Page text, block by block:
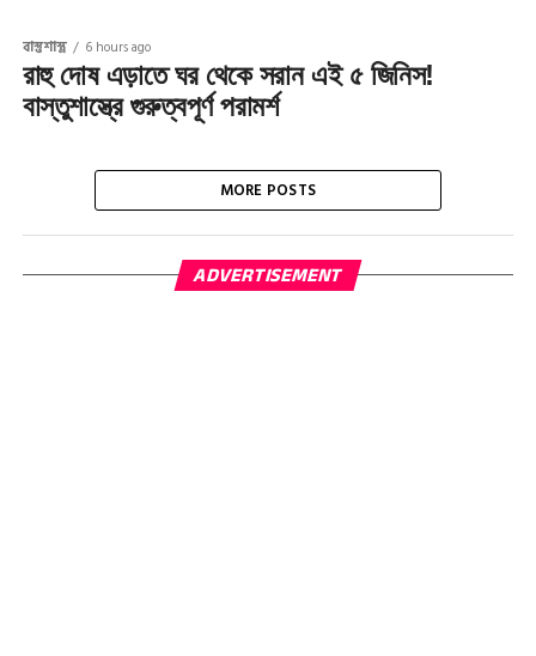
বাস্তুশাস্ত্র 6 hours ago
রাহু দোষ এড়াতে ঘর থেকে সরান এই ৫ জিনিস!
বাস্তুশাস্ত্রে গুরুত্বপূর্ণ পরামর্শ
MORE POSTS
ADVERTISEMENT